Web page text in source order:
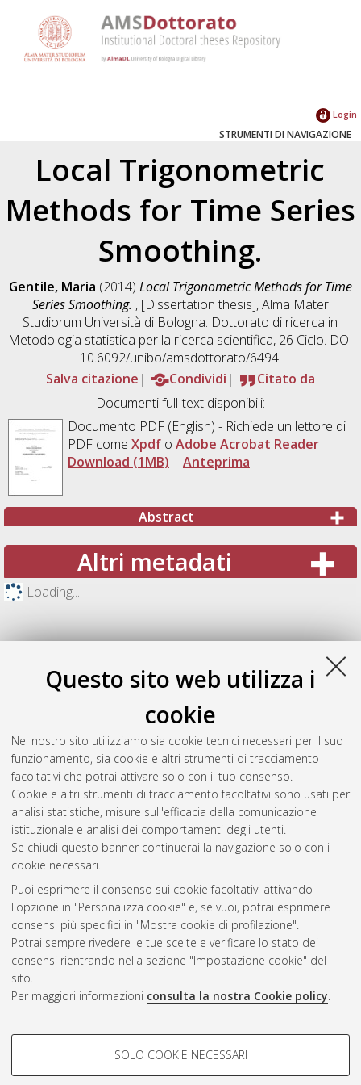
Questo sito web utilizza i
cookie
Nel nostro sito utilizziamo sia cookie tecnici necessari per il suo
funzionamento, sia cookie e altri strumenti di tracciamento
facoltativi che potrai attivare solo con il tuo consenso.
Cookie e altri strumenti di tracciamento facoltativi sono usati per
analisi statistiche, misure sull'efficacia della comunicazione
istituzionale e analisi dei comportamenti degli utenti.
Se chiudi questo banner continuerai la navigazione solo con i
cookie necessari.
Puoi esprimere il consenso sui cookie facoltativi attivando
l'opzione in "Personalizza cookie" e, se vuoi, potrai esprimere
consensi più specifici in "Mostra cookie di profilazione".
Potrai sempre rivedere le tue scelte e verificare lo stato dei
consensi rientrando nella sezione "Impostazione cookie" del
sito.
Per maggiori informazioni consulta la nostra Cookie policy.
COOKIE DI PROFILAZIONE -
SOLO COOKIE NECESSARI
Login
STRUMENTI DI NAVIGAZIONE
Local Trigonometric
Methods for Time Series
Smoothing.
Gentile, Maria (2014) Local Trigonometric Methods for Time
Series Smoothing. , [Dissertation thesis], Alma Mater
Studiorum Università di Bologna. Dottorato di ricerca in
Metodologia statistica per la ricerca scientifica, 26 Ciclo. DOI
10.6092/unibo/amsdottorato/6494.
Salva citazione
Condividi
Citato da
Documenti full-text disponibili:
Documento PDF(English) - Richiede un lettore di
PDF come Xpdfo Adobe Acrobat Reader
Download (1MB) | Anteprima
Abstract
Altri metadati
Loading...
Gestione del documento:
Atom
Rss 1.0
Rss 2.0
ISSN: 2038-7946
Impostazioni Cookie
Informativa sulla privacy
Condizioni d’uso del sito